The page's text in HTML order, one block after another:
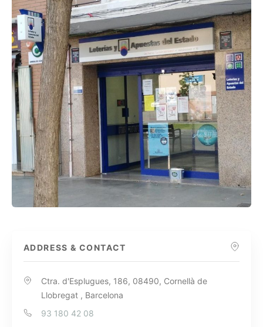
ADDRESS & CONTACT
Ctra. d'Esplugues, 186, 08490, Cornellà de
Llobregat , Barcelona
93 180 42 08